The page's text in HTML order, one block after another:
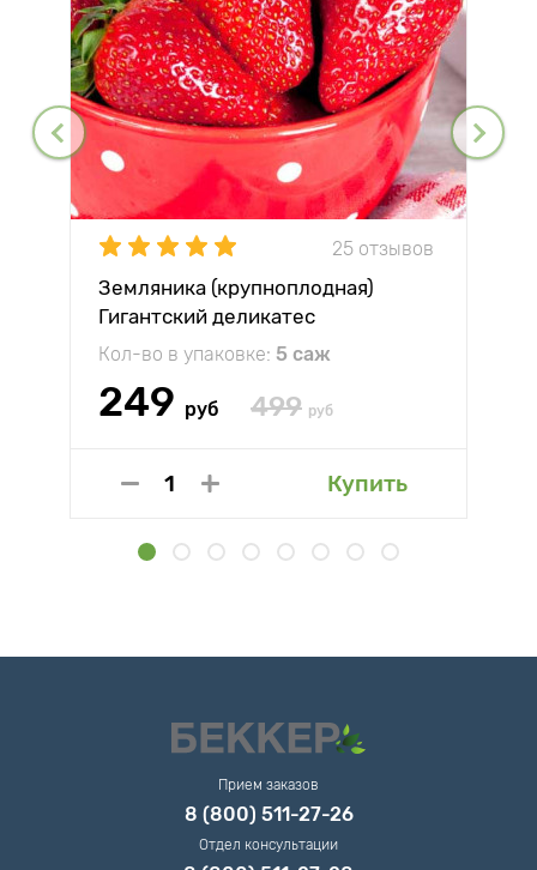
25 отзывов
Земляника (крупноплодная)
Гигантский деликатес
Кол-во в упаковке: 5 саж
249 руб 499 руб
Купить
Прием заказов
8 (800) 511-27-26
Отдел консультации